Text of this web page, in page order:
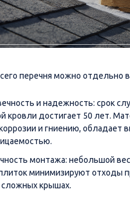
перечня можно отдельно
и надежность: срок
кровли достигает 50 лет.
и гниению, обладает
монтажа: небольшой
минимизируют отходы
сложных крышах.